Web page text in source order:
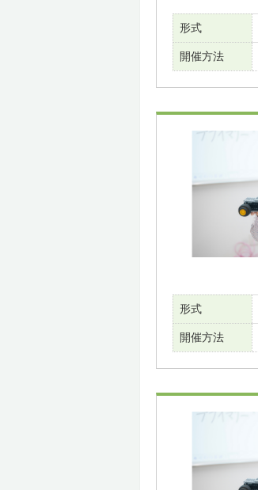
形式
開催方法
形式
開催方法